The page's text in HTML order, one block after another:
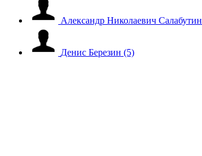
Александр Николаевич Салабутин
Денис Березин (5)